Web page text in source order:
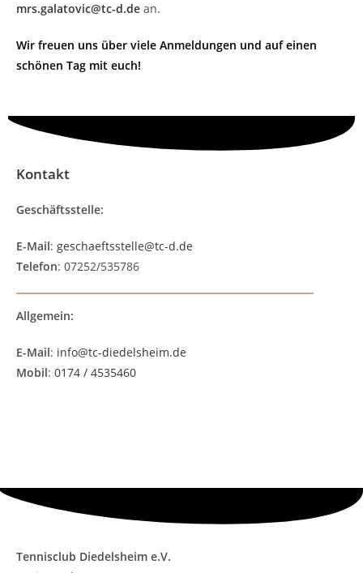
mrs.galatovic@tc-d.de an.
Wir freuen uns über viele Anmeldungen und auf einen
schönen Tag mit euch!
Kontakt
Geschäftsstelle:
E-Mail: geschaeftsstelle@tc-d.de
Telefon: 07252/535786
Allgemein:
E-Mail: info@tc-diedelsheim.de
Mobil: 0174 / 4535460
Tennisclub Diedelsheim e.V.